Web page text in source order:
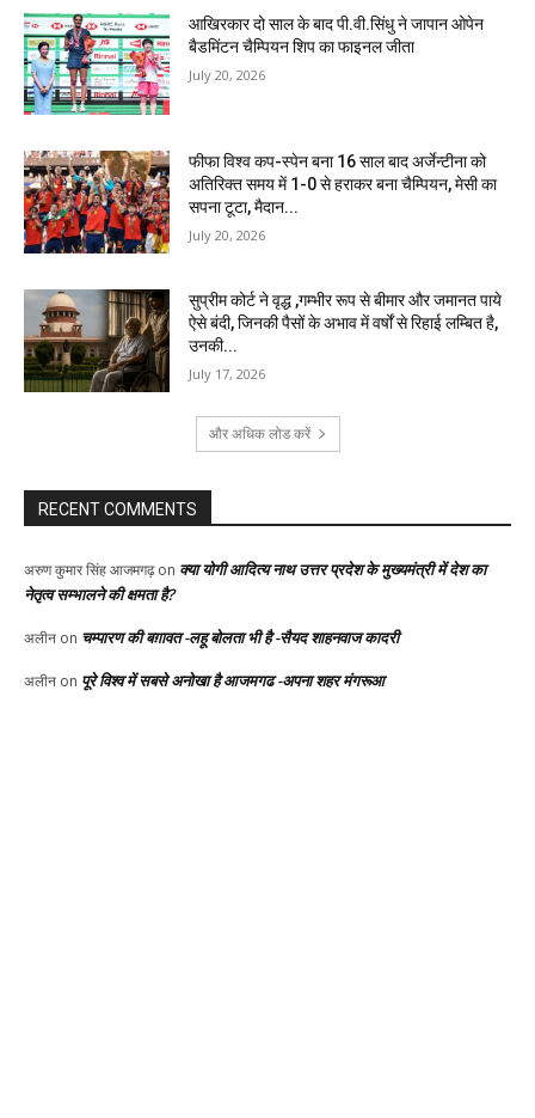
आखिरकार दो साल के बाद पी.वी.सिंधु ने जापान ओपेन
बैडमिंटन चैम्पियन शिप का फाइनल जीता
July 20, 2026
फीफा विश्व कप-स्पेन बना 16 साल बाद अर्जेन्टीना को
अतिरिक्त समय में 1-0 से हराकर बना चैम्पियन, मेसी का
सपना टूटा, मैदान...
July 20, 2026
सुप्रीम कोर्ट ने वृद्ध ,गम्भीर रूप से बीमार और जमानत पाये
ऐसे बंदी, जिनकी पैसों के अभाव में वर्षों से रिहाई लम्बित है,
उनकी...
July 17, 2026
और अधिक लोड करें
RECENT COMMENTS
अरुण कुमार सिंह आजमगढ़on क्या योगी आदित्य नाथ उत्तर प्रदेश के मुख्यमंत्री में देश का
नेतृत्व सम्भालने की क्षमता है?
अलीन on चम्पारण की बग़ावत -लहू बोलता भी है -सैयद शाहनवाज कादरी
अलीन on पूरे विश्व में सबसे अनोखा है आजमगढ -अपना शहर मंगरूआ